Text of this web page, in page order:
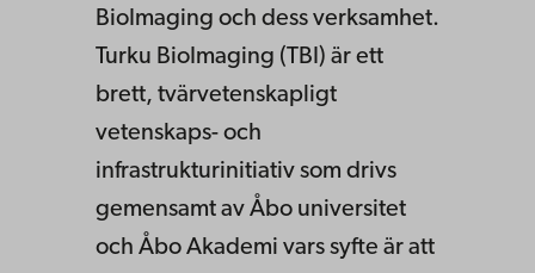
BioImaging och dess verksamhet.
Turku BioImaging (TBI) är ett
brett, tvärvetenskapligt
vetenskaps- och
infrastrukturinitiativ som drivs
gemensamt av Åbo universitet
och Åbo Akademi vars syfte är att